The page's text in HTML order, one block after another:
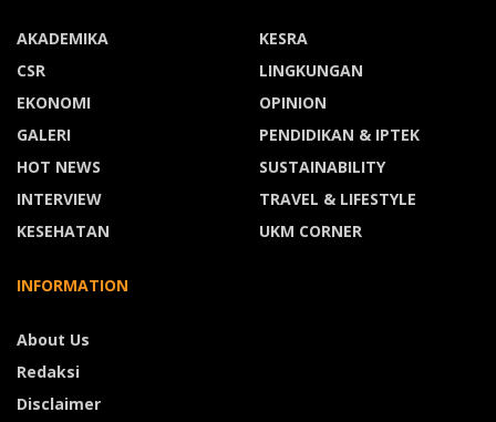
AKADEMIKA
CSR
EKONOMI
GALERI
HOT NEWS
INTERVIEW
KESEHATAN
KESRA
LINGKUNGAN
OPINION
PENDIDIKAN & IPTEK
SUSTAINABILITY
TRAVEL & LIFESTYLE
UKM CORNER
INFORMATION
About Us
Redaksi
Disclaimer